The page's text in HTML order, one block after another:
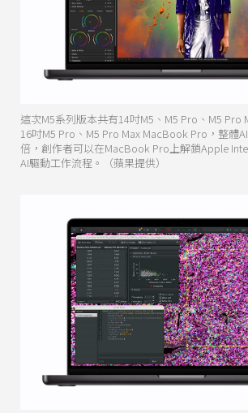
這次M5系列版本共有14吋M5、M5 Pro、M5 Pro
16吋M5 Pro、M5 Pro Max MacBook Pro，整體
倍，創作者可以在MacBook Pro上解鎖Apple
AI驅動工作流程。（蘋果提供）